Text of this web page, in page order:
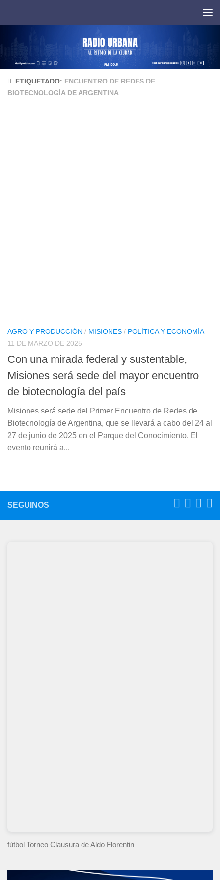
ETIQUETADO: ENCUENTRO DE REDES DE
BIOTECNOLOGÍA DE ARGENTINA
AGRO Y PRODUCCIÓN / MISIONES / POLÍTICA Y ECONOMÍA
11 DE MARZO DE 2025
Con una mirada federal y sustentable,
Misiones será sede del mayor encuentro
de biotecnología del país
Misiones será sede del Primer Encuentro de Redes de
Biotecnología de Argentina, que se llevará a cabo del 24 al
27 de junio de 2025 en el Parque del Conocimiento. El
evento reunirá a...
SEGUINOS
fútbol Torneo Clausura de Aldo Florentin